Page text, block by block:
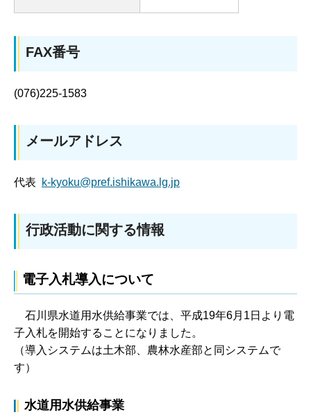
FAX番号
(076)225-1583
メールアドレス
代表 k-kyoku@pref.ishikawa.lg.jp
行政活動に関する情報
電子入札導入について
石川県水道用水供給事業では、平成19年6月1日より電
子入札を開始することになりました。
（導入システムは土木部、農林水産部と同システムで
す）
水道用水供給事業